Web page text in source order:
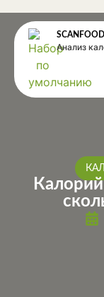
Анализ